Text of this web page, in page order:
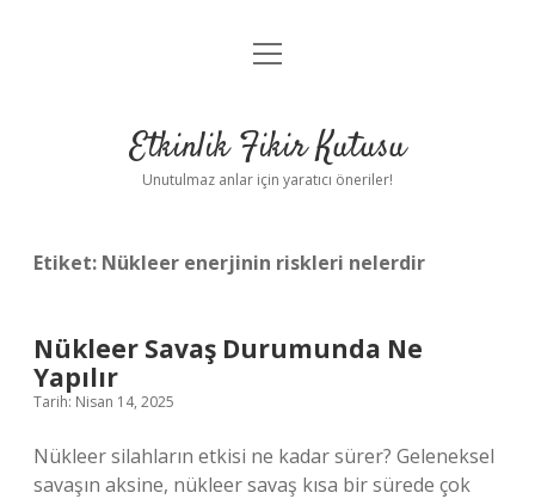
Anasayfa
Yasal Uyarı
menüyü
Etkinlik Fikir Kutusu
Unutulmaz anlar için yaratıcı öneriler!
Etiket: Nükleer enerjinin riskleri nelerdir
Nükleer Savaş Durumunda Ne
Yapılır
Tarih: Nisan 14, 2025
Nükleer silahların etkisi ne kadar sürer? Geleneksel
savaşın aksine, nükleer savaş kısa bir sürede çok